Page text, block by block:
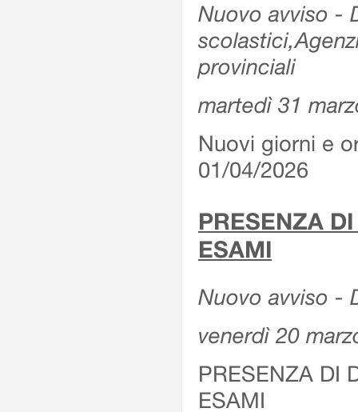
Nuovo avviso -
provinciali
martedì 31
Nuovi giorni e
01/04/2026
PRESENZA
ESAMI
Nuovo avviso -
venerdì 20
PRESENZA DI
ESAMI